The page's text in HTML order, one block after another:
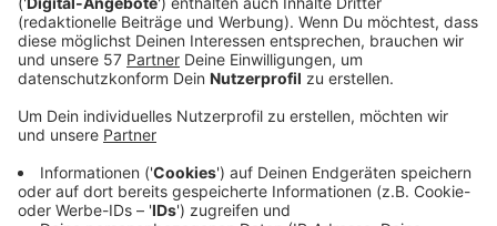
In Teilen Aachens hat der Frost am Montag (13.1.25)
dazu geführt, dass nicht alle Abfallbehälter geleert
werden konnten. Insbesondere Biobehälter sind
momentan oft zugefroren.
Wegen der anhaltenden niedrigen Temperaturen in den
vergangenen und kommenden Tagen, kann die Stadt
keine Nachleerungen anbieten.